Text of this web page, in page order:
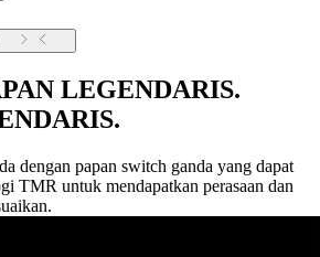
LEGENDARIS.
dengan papan switch ganda yang dapat
TMR untuk mendapatkan perasaan dan